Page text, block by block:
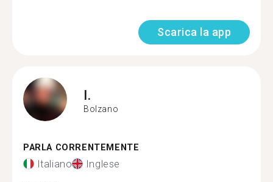
Scarica la app
I.
Bolzano
PARLA CORRENTEMENTE
Italiano Inglese